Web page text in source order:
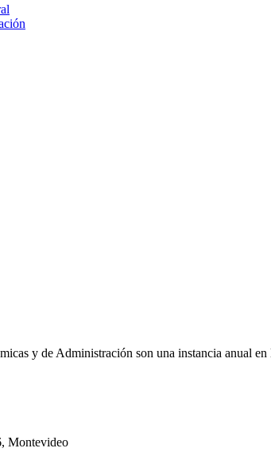
y de Administración son una instancia anual
Montevideo